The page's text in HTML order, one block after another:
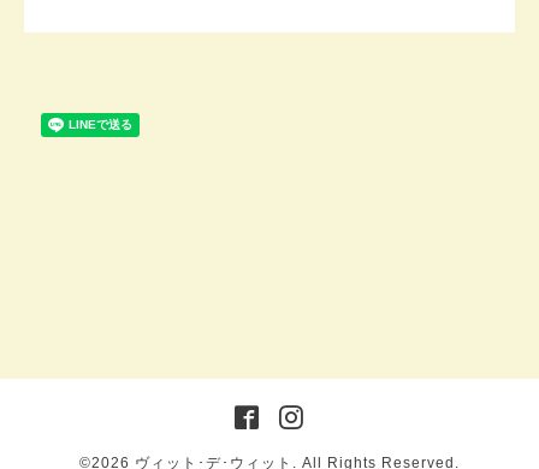
©2026 ヴィット･デ･ウィット . All Rights Reserved.